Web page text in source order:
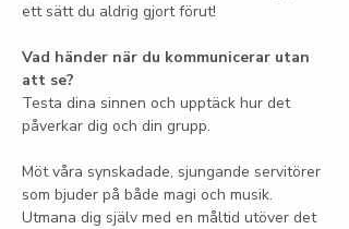
ett sätt du aldrig gjort förut!
Vad händer när du kommunicerar utan
att se?
Testa dina sinnen och upptäck hur det
påverkar dig och din grupp.
Möt våra synskadade, sjungande servitörer
som bjuder på både magi och musik.
Utmana dig själv med en måltid utöver det